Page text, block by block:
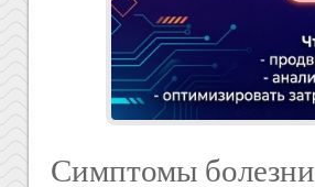
Симптомы болезни